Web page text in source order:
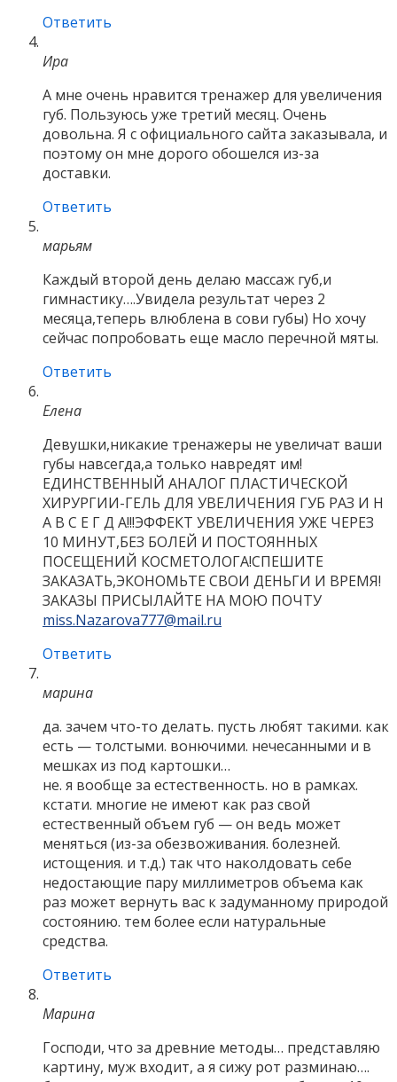
Ответить
Ира
А мне очень нравится тренажер для увеличения
губ. Пользуюсь уже третий месяц. Очень
довольна. Я с официального сайта заказывала, и
поэтому он мне дорого обошелся из-за
доставки.
Ответить
марьям
Каждый второй день делаю массаж губ,и
гимнастику….Увидела результат через 2
месяца,теперь влюблена в сови губы) Но хочу
сейчас попробовать еще масло перечной мяты.
Ответить
Елена
Девушки,никакие тренажеры не увеличат ваши
губы навсегда,а только навредят им!
ЕДИНСТВЕННЫЙ АНАЛОГ ПЛАСТИЧЕСКОЙ
ХИРУРГИИ-ГЕЛЬ ДЛЯ УВЕЛИЧЕНИЯ ГУБ РАЗ И Н
А В С Е Г Д А!!!ЭФФЕКТ УВЕЛИЧЕНИЯ УЖЕ ЧЕРЕЗ
10 МИНУТ,БЕЗ БОЛЕЙ И ПОСТОЯННЫХ
ПОСЕЩЕНИЙ КОСМЕТОЛОГА!СПЕШИТЕ
ЗАКАЗАТЬ,ЭКОНОМЬТЕ СВОИ ДЕНЬГИ И ВРЕМЯ!
ЗАКАЗЫ ПРИСЫЛАЙТЕ НА МОЮ ПОЧТУ
miss.Nazarova777@mail.ru
Ответить
марина
да. зачем что-то делать. пусть любят такими. как
есть — толстыми. вонючими. нечесанными и в
мешках из под картошки…
не. я вообще за естественность. но в рамках.
кстати. многие не имеют как раз свой
естественный объем губ — он ведь может
меняться (из-за обезвоживания. болезней.
истощения. и т.д.) так что наколдовать себе
недостающие пару миллиметров объема как
раз может вернуть вас к задуманному природой
состоянию. тем более если натуральные
средства.
Ответить
Марина
Господи, что за древние методы… представляю
картину, муж входит, а я сижу рот разминаю….